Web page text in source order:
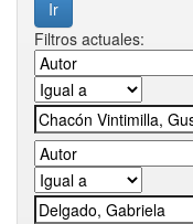
Filtros actuales: